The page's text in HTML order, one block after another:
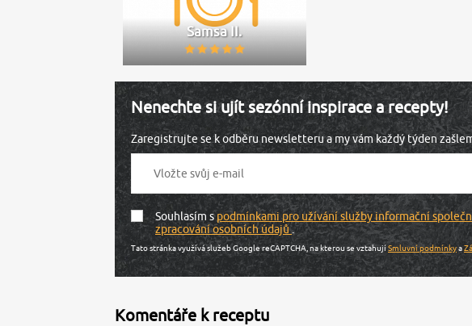
Samsa II.
Nenechte si ujít sezónní inspirace a recepty!
Zaregistrujte se k odběru newsletteru a my vám každý týden
Souhlasím spodmínkami pro užívání služby informační
zpracování osobních údajů.
Tato stránka využívá služeb Google reCAPTCHA, na kterou se vztahujíSmluvní podmínkya
Komentáře k receptu